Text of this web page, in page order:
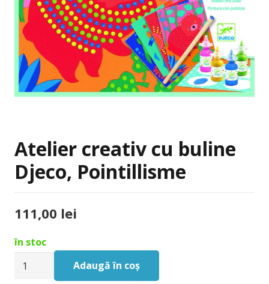
Atelier creativ cu buline
Djeco, Pointillisme
111,00 lei
în stoc
Cantitate
Adaugă în coș